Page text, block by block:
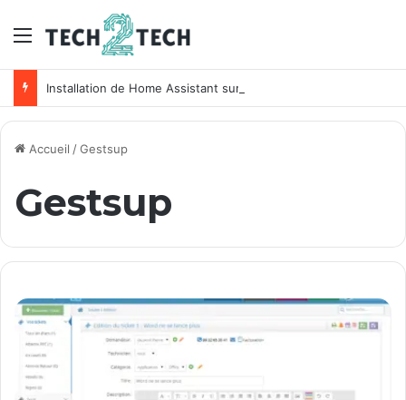
Menu
Installation de Home Assistant sur un NAS Synology
Accueil /Gestsup
Gestsup